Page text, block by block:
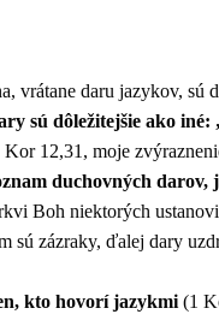
vrátane daru jazykov, sú
sú dôležitejšie ako iné:
Kor 12,31, moje
duchovných darov,
Boh niektorých
sú zázraky, ďalej dary
kto hovorí jazykmi (1